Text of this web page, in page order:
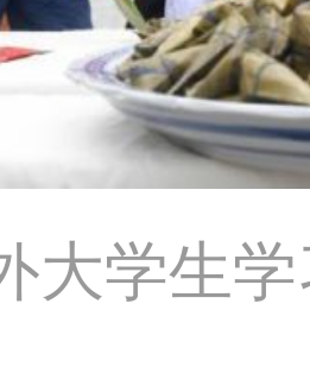
大学生